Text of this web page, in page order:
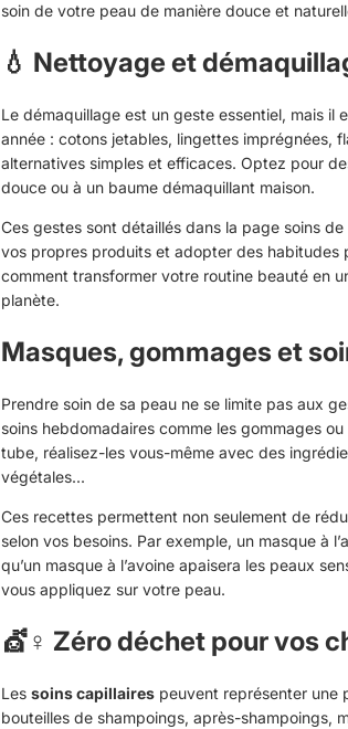
soin de votre peau de manière douce et
💧 Nettoyage et
Le démaquillage est un geste essentiel, mais
année : cotons jetables, lingettes imprégnées,
alternatives simples et efficaces. Optez pour
douce ou à un baume démaquillant maison.
Ces gestes sont détaillés dans la page soins
vos propres produits et adopter des habitudes
comment transformer votre routine beauté en
planète.
Masques, gommages et
Prendre soin de sa peau ne se limite pas aux
soins hebdomadaires comme les gommages
tube, réalisez-les vous-même avec des
végétales...
Ces recettes permettent non seulement de
selon vos besoins. Par exemple, un masque à
qu’un masque à l’avoine apaisera les peaux
vous appliquez sur votre peau.
💇♀️ Zéro déchet pour vos
Les soins capillaires peuvent représenter une
bouteilles de shampoings, après-shampoings,